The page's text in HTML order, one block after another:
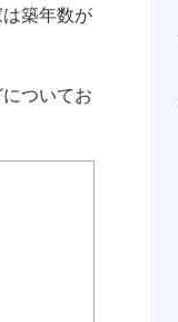
築年数が
ついてお